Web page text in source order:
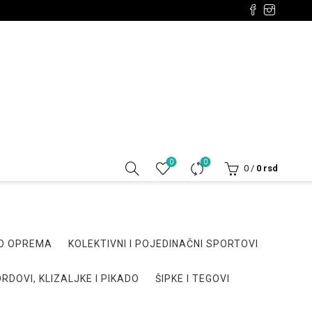
0 0
0 / 0 rsd
OPREMA KOLEKTIVNI I POJEDINAČNI SPORTOVI
KLIZALJKE I PIKADO ŠIPKE I TEGOVI